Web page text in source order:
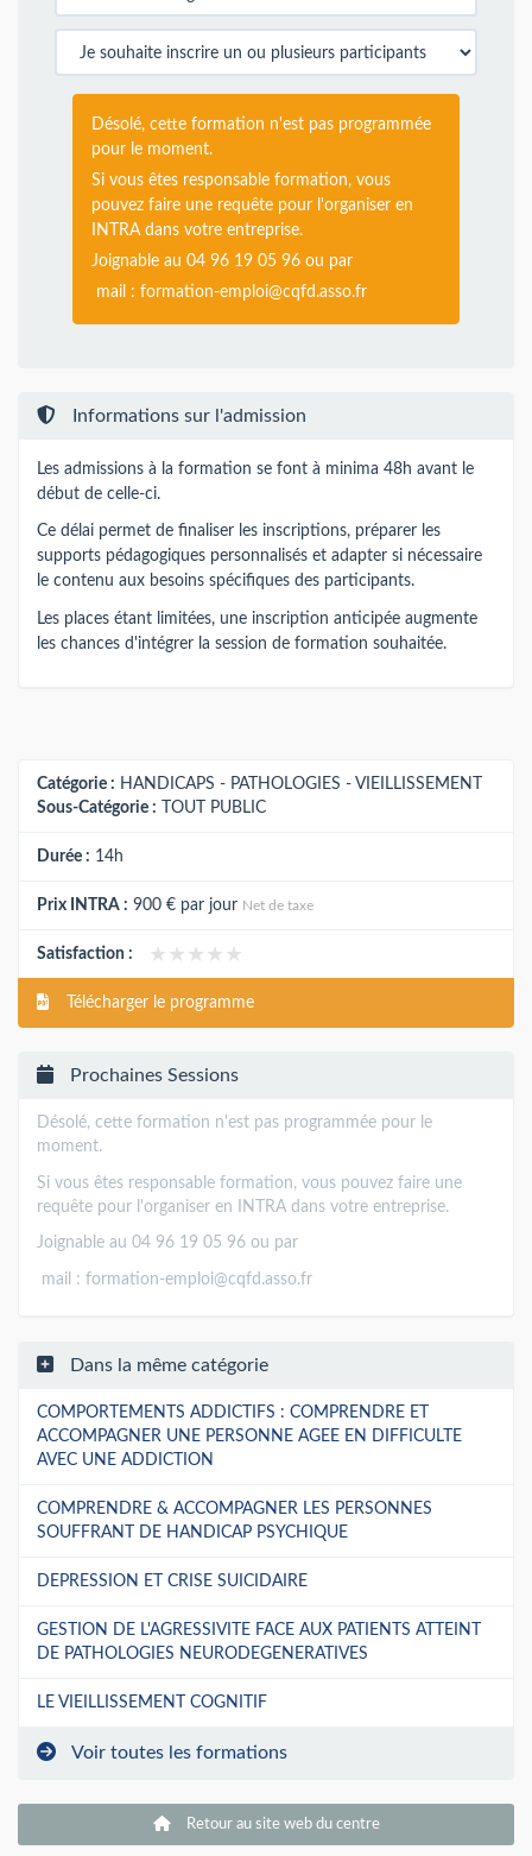
Désolé, cette formation n'est pas programmée
pour le moment.
Si vous êtes responsable formation, vous
pouvez faire une requête pour l'organiser en
INTRA dans votre entreprise.
Joignable au 04 96 19 05 96 ou par
mail : formation-emploi@cqfd.asso.fr
Informations sur l'admission
Les admissions à la formation se font à minima 48h avant le
début de celle-ci.
Ce délai permet de finaliser les inscriptions, préparer les
supports pédagogiques personnalisés et adapter si nécessaire
le contenu aux besoins spécifiques des participants.
Les places étant limitées, une inscription anticipée augmente
les chances d'intégrer la session de formation souhaitée.
Catégorie : HANDICAPS - PATHOLOGIES - VIEILLISSEMENT
Sous-Catégorie :
TOUT PUBLIC
Durée : 14h
Prix INTRA : 900 € par jour Net de taxe
Satisfaction : ★★★★★
★★★★★
Télécharger le programme
Prochaines Sessions
Désolé, cette formation n'est pas programmée pour le
moment.
Si vous êtes responsable formation, vous pouvez faire une
requête pour l'organiser en INTRA dans votre entreprise.
Joignable au 04 96 19 05 96 ou par
mail : formation-emploi@cqfd.asso.fr
Dans la même catégorie
COMPORTEMENTS ADDICTIFS : COMPRENDRE ET
ACCOMPAGNER UNE PERSONNE AGEE EN DIFFICULTE
AVEC UNE ADDICTION
COMPRENDRE & ACCOMPAGNER LES PERSONNES
SOUFFRANT DE HANDICAP PSYCHIQUE
DEPRESSION ET CRISE SUICIDAIRE
GESTION DE L'AGRESSIVITE FACE AUX PATIENTS ATTEINT
DE PATHOLOGIES NEURODEGENERATIVES
LE VIEILLISSEMENT COGNITIF
Voir toutes les formations
Retour au site web du centre